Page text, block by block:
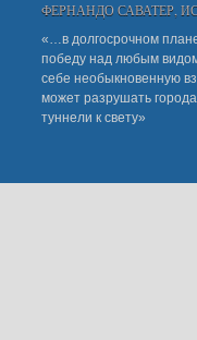
ФЕРНАНДО САВАТЕР,
«…в долгосрочном
победу над любым
себе необыкновенную
может разрушать
туннели к свету»